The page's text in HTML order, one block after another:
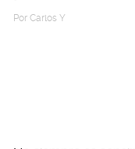
Por Carlos Y